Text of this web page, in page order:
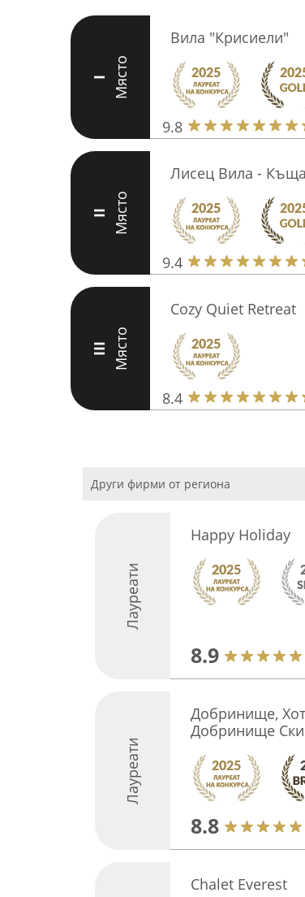
I Място
Вила "Крисиели"
9.8
II Място
Лисец Вила - Къща
9.4
III Място
Cozy Quiet Retreat
8.4
Други фирми от региона
Лауреати
Happy Holiday
8.9
Лауреати
Добринище,
Добринище
8.8
Chalet Everest